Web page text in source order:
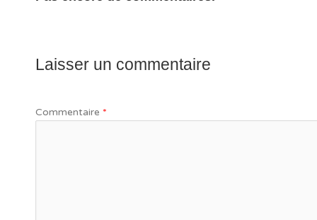
Laisser un commentaire
Commentaire *